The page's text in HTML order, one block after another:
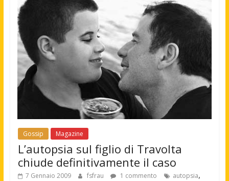
Gossip Magazine
L’autopsia sul figlio di Travolta
chiude definitivamente il caso
7 Gennaio 2009 fsfrau 1 commento autopsia,